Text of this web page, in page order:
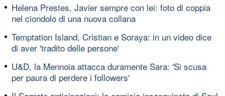
Helena Prestes, Javier sempre con lei: foto di coppia
nel ciondolo di una nuova collana
Temptation Island, Cristian e Soraya: in un video dice
di aver 'tradito delle persone'
U&D, la Mennoia attacca duramente Sara: 'Si scusa
per paura di perdere i followers'